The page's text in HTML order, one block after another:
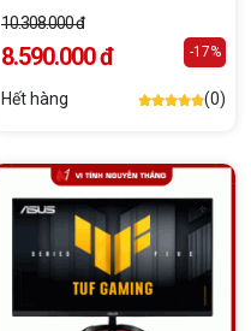
10.308.000 đ
8.590.000 đ -17%
Hết hàng (0)